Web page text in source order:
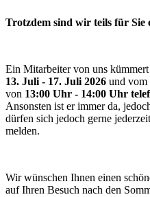
Trotzdem sind wir teils für Sie
Ein Mitarbeiter von uns
13. Juli - 17. Juli 2026 und vom
von 13:00 Uhr - 14:00 Uhr
Ansonsten ist er immer da,
dürfen sich jedoch gerne
melden.
Wir wünschen Ihnen einen
auf Ihren Besuch nach den